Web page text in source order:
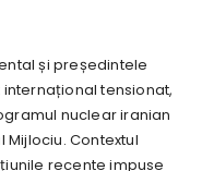
și președintele
tensionat,
nuclear iranian
Mijlociu. Contextul
recente impuse